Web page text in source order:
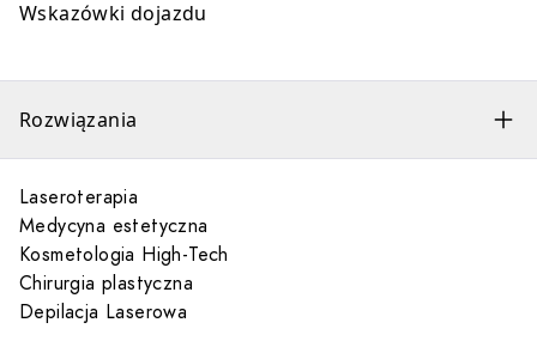
Wskazówki dojazdu
Rozwiązania
Laseroterapia
Medycyna estetyczna
Kosmetologia High-Tech
Chirurgia plastyczna
Depilacja Laserowa